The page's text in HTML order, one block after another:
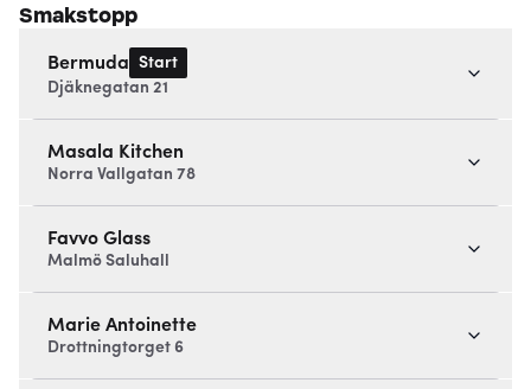
Smakstopp
Bermuda Start
Djäknegatan 21
Masala Kitchen
Norra Vallgatan 78
Favvo Glass
Malmö Saluhall
Marie Antoinette
Drottningtorget 6